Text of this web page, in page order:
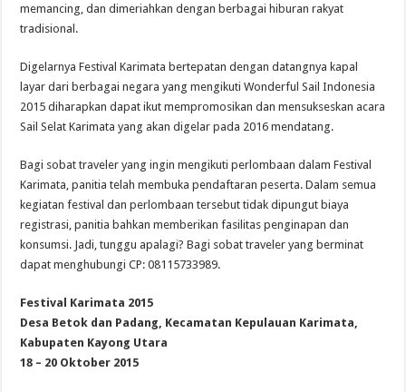
memancing, dan dimeriahkan dengan berbagai hiburan rakyat
tradisional.
Digelarnya Festival Karimata bertepatan dengan datangnya kapal
layar dari berbagai negara yang mengikuti Wonderful Sail Indonesia
2015 diharapkan dapat ikut mempromosikan dan mensukseskan acara
Sail Selat Karimata yang akan digelar pada 2016 mendatang.
Bagi sobat traveler yang ingin mengikuti perlombaan dalam Festival
Karimata, panitia telah membuka pendaftaran peserta. Dalam semua
kegiatan festival dan perlombaan tersebut tidak dipungut biaya
registrasi, panitia bahkan memberikan fasilitas penginapan dan
konsumsi. Jadi, tunggu apalagi? Bagi sobat traveler yang berminat
dapat menghubungi CP: 08115733989.
Festival Karimata 2015
Desa Betok dan Padang, Kecamatan Kepulauan Karimata,
Kabupaten Kayong Utara
18 – 20 Oktober 2015